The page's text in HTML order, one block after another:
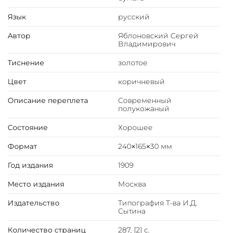
Язык русский
Автор
Яблоновский Сергей
Владимирович
Тиснение золотое
Цвет коричневый
Описание переплета
Современный
полукожаный
Состояние Хорошее
Формат 240×165×30 мм
Год издания 1909
Место издания Москва
Издательство
Типография Т-ва И.Д.
Сытина
Количество страниц 287, [2] с.